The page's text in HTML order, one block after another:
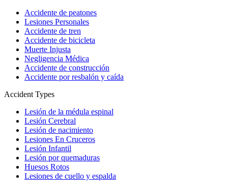
Accidente de peatones
Lesiones Personales
Accidente de tren
Accidente de bicicleta
Muerte Injusta
Negligencia Médica
Accidente de construcción
Accidente por resbalón y caída
Accident Types
Lesión de la médula espinal
Lesión Cerebral
Lesión de nacimiento
Lesiones En Cruceros
Lesión Infantil
Lesión por quemaduras
Huesos Rotos
Lesiones de cuello y espalda